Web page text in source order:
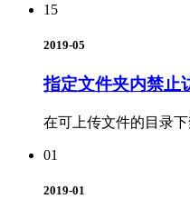
15
2019-05
指定文件夹内禁止
在可上传文件的目录
01
2019-01